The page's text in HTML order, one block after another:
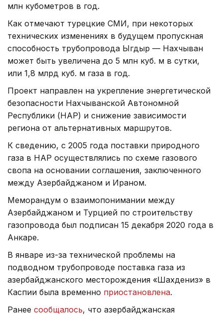
млн кубометров в год.
Как отмечают турецкие СМИ, при некоторых
технических изменениях в будущем пропускная
способность трубопровода Ыгдыр — Нахчыван
может быть увеличена до 5 млн куб. м в сутки,
или 1,8 млрд куб. м газа в год.
Проект направлен на укрепление энергетической
безопасности Нахчыванской Автономной
Республики (НАР) и снижение зависимости
региона от альтернативных маршрутов.
К сведению, с 2005 года поставки природного
газа в НАР осуществлялись по схеме газового
свопа на основании соглашения, заключенного
между Азербайджаном и Ираном.
Меморандум о взаимопонимании между
Азербайджаном и Турцией по строительству
газопровода был подписан 15 декабря 2020 года в
Анкаре.
В январе из-за технической проблемы на
подводном трубопроводе поставка газа из
азербайджанского месторождения «Шахдениз» в
Каспии была временно приостановлена.
Ранее сообщалось, что азербайджанская